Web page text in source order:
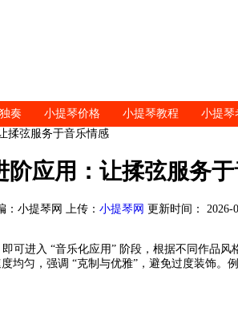
奏 小提琴价格 小提琴教程 小提琴
揉弦服务于音乐情感
阶应用：让揉弦服务
：小提琴网 上传： 小提琴网 更新时间： 2026-
可进入 “音乐化应用” 阶段，根据不同作品
均匀，强调 “克制与优雅”，避免过度装饰。